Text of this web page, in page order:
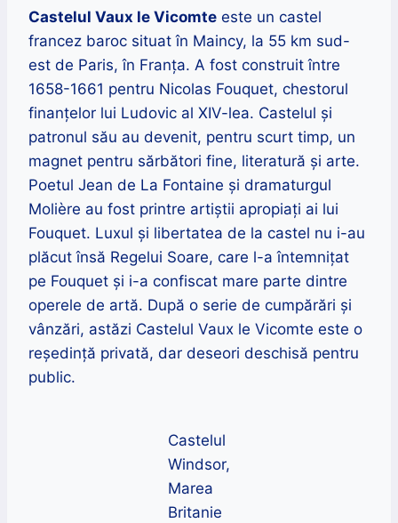
Castelul Vaux le Vicomte este un castel
francez baroc situat în Maincy, la 55 km sud-
est de Paris, în Franța. A fost construit între
1658-1661 pentru Nicolas Fouquet, chestorul
finanțelor lui Ludovic al XIV-lea. Castelul și
patronul său au devenit, pentru scurt timp, un
magnet pentru sărbători fine, literatură și arte.
Poetul Jean de La Fontaine și dramaturgul
Molière au fost printre artiștii apropiați ai lui
Fouquet. Luxul și libertatea de la castel nu i-au
plăcut însă Regelui Soare, care l-a întemnițat
pe Fouquet și i-a confiscat mare parte dintre
operele de artă. După o serie de cumpărări și
vânzări, astăzi Castelul Vaux le Vicomte este o
reședință privată, dar deseori deschisă pentru
public.
Castelul
Windsor,
Marea
Britanie